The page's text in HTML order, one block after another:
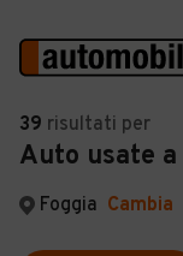
Auto
Auto usate
VENDI
MAGAZINE
39 risultati per
Auto usate
Foggia Cambia